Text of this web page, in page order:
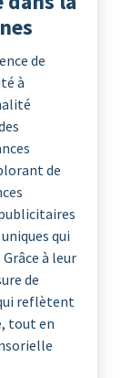
de
à
de
qui
à leur
de
reflètent
tout en